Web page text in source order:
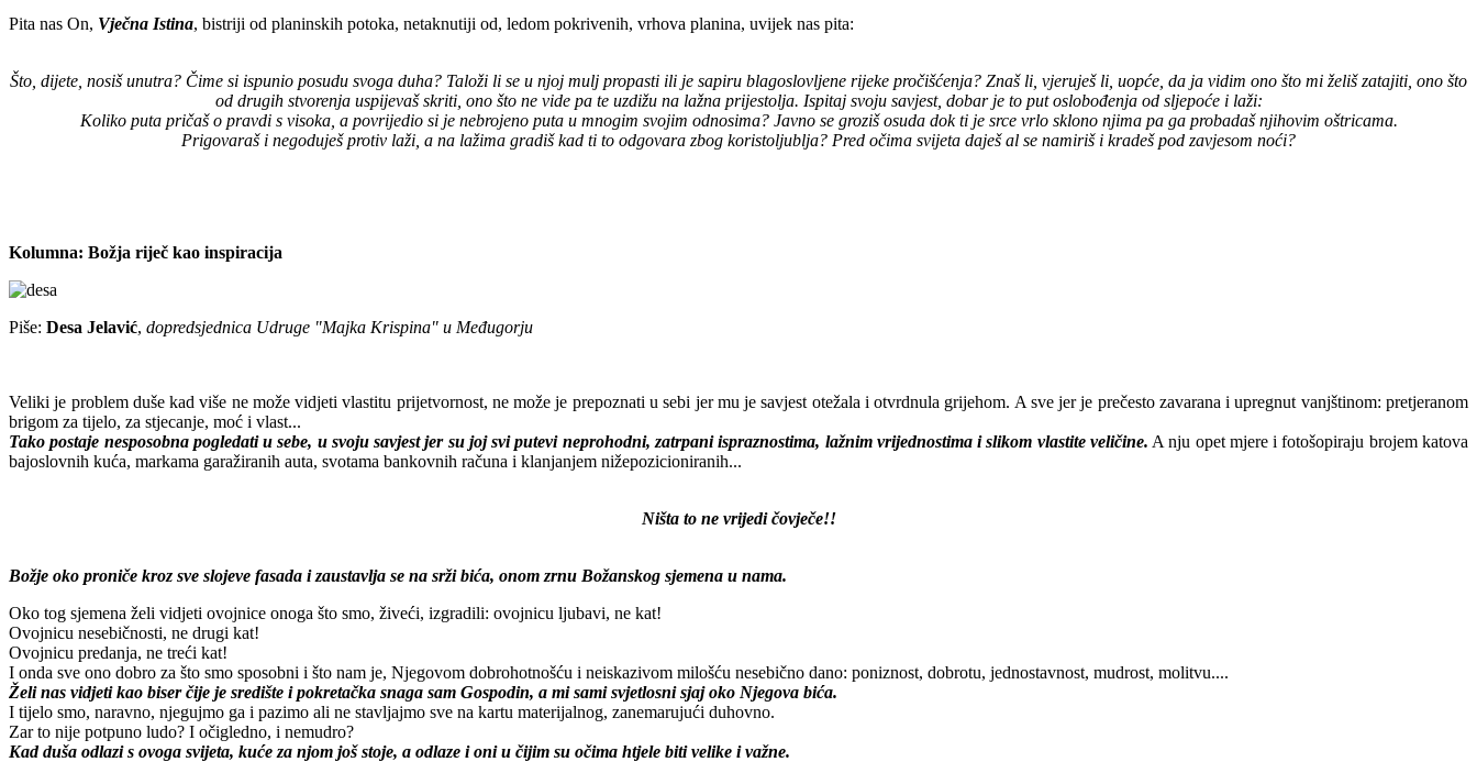
Pita nas On, Vječna Istina, bistriji od planinskih potoka, netaknutiji od, ledom pokrivenih, vrhova planina, uvijek nas pita:
Što, dijete, nosiš unutra? Čime si ispunio posudu svoga duha? Taloži li se u njoj mulj propasti ili je sapiru blagoslovljene rijeke pročišćenja? Znaš li, vjeruješ li, uopće, da ja vidim ono što mi želiš zatajiti, ono što
od drugih stvorenja uspijevaš skriti, ono što ne vide pa te uzdižu na lažna prijestolja. Ispitaj svoju savjest, dobar je to put oslobođenja od sljepoće i laži:
Koliko puta pričaš o pravdi s visoka, a povrijedio si je nebrojeno puta u mnogim svojim odnosima? Javno se groziš osuda dok ti je srce vrlo sklono njima pa ga probadaš njihovim oštricama.
Prigovaraš i negoduješ protiv laži, a na lažima gradiš kad ti to odgovara zbog koristoljublja? Pred očima svijeta daješ al se namiriš i kradeš pod zavjesom noći?
Kolumna: Božja riječ kao inspiracija
Piše: Desa Jelavić, dopredsjednica Udruge "Majka Krispina" u Međugorju
Veliki je problem duše kad više ne može vidjeti vlastitu prijetvornost, ne može je prepoznati u sebi jer mu je savjest otežala i otvrdnula grijehom. A sve jer je prečesto zavarana i upregnut vanjštinom: pretjeranom
brigom za tijelo, za stjecanje, moć i vlast...
Tako postaje nesposobna pogledati u sebe, u svoju savjest jer su joj svi putevi neprohodni, zatrpani ispraznostima, lažnim vrijednostima i slikom vlastite veličine. A nju opet mjere i fotošopiraju brojem katova
bajoslovnih kuća, markama garažiranih auta, svotama bankovnih računa i klanjanjem nižepozicioniranih...
Ništa to ne vrijedi čovječe!!
Božje oko proniče kroz sve slojeve fasada i zaustavlja se na srži bića, onom zrnu Božanskog sjemena u nama.
Oko tog sjemena želi vidjeti ovojnice onoga što smo, živeći, izgradili: ovojnicu ljubavi, ne kat!
Ovojnicu nesebičnosti, ne drugi kat!
Ovojnicu predanja, ne treći kat!
I onda sve ono dobro za što smo sposobni i što nam je, Njegovom dobrohotnošću i neiskazivom milošću nesebično dano: poniznost, dobrotu, jednostavnost, mudrost, molitvu....
Želi nas vidjeti kao biser čije je središte i pokretačka snaga sam Gospodin, a mi sami svjetlosni sjaj oko Njegova bića.
I tijelo smo, naravno, njegujmo ga i pazimo ali ne stavljajmo sve na kartu materijalnog, zanemarujući duhovno.
Zar to nije potpuno ludo? I očigledno, i nemudro?
Kad duša odlazi s ovoga svijeta, kuće za njom još stoje, a odlaze i oni u čijim su očima htjele biti velike i važne.